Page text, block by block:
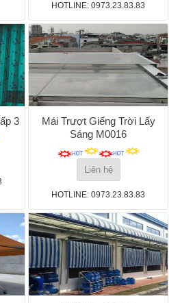
HOTLINE: 0973.23.83.83
3
Mái Trượt Giếng Trời Lấy
Sáng M0016
Liên hệ
HOTLINE: 0973.23.83.83